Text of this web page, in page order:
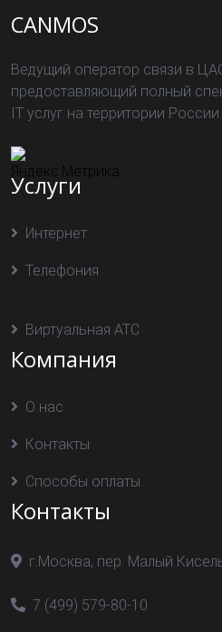
CANMOS
Ведущий оператор связи в
предоставляющий полный
IT услуг на территории России.
Услуги
Интернет
Телефония
Виртуальная АТС
Компания
О нас
Контакты
Способы оплаты
Контакты
г.Москва, пер. Малый
7 (499) 579-80-10